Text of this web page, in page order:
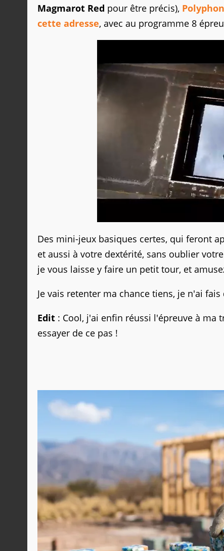
Magmarot Red pour être précis),
cette adresse, avec au programme 8
Des mini-jeux basiques certes, qui feront
et aussi à votre dextérité, sans oublier
je vous laisse y faire un petit tour, et
Je vais retenter ma chance tiens, je n'ai
Edit : Cool, j'ai enfin réussi l'épreuve à ma
essayer de ce pas !